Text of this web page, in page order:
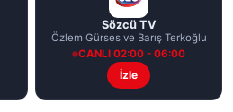
Sözcü TV
Özlem Gürses ve Barış Terkoğlu
CANLI 02:00 - 06:00
İzle